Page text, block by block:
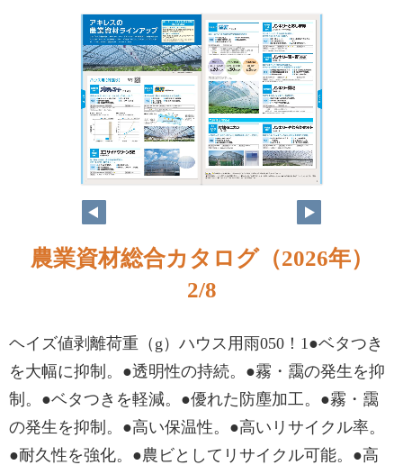
農業資材総合カタログ（2026年）
2/8
ヘイズ値剥離荷重（g）ハウス用雨050！1●ベタつき
を大幅に抑制。●透明性の持続。●霧・靄の発生を抑
制。●ベタつきを軽減。●優れた防塵加工。●霧・靄
の発生を抑制。●高い保温性。●高いリサイクル率。
●耐久性を強化。●農ビとしてリサイクル可能。●高